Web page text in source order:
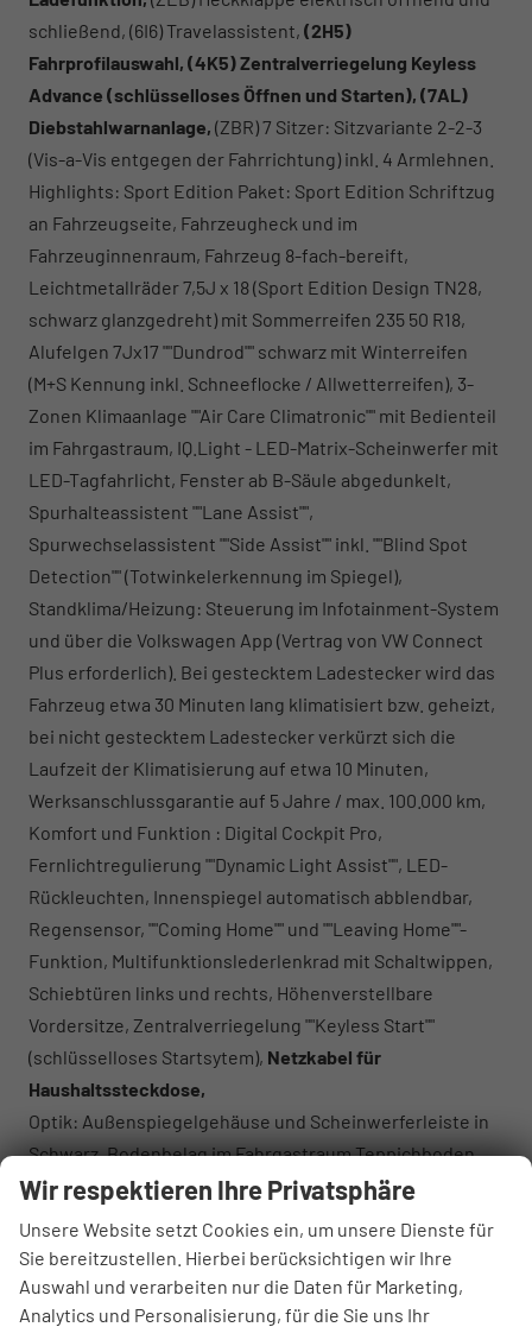
schließend, (6I6) Travelassistent, (2H5)
Fahrprofilauswahl, (4K5) Zentralverriegelung Keyless
Advance (schlüsselloses Öffnen und Starten), (7AL)
Diebstahlwarnanlage, (ZBR) 7 Sitzer: Sitzvariante 2-2-3
(Vis-a-Vis entgegen der Fahrrichtung) inkl. 4 Armlehnen.
Highlights: Sport Edition Paket: Sport Edition Schriftzug
an Fahrzeugseite, Fahrzeugheck und im
Fahrzeuginnenraum, Fahrzeug 8-fach-bereift,
Leichtmetallräder 7,5J x 18 (Sport Edition Design TN28,
schwarz glanzgedreht) mit Sommerreifen 235 50 R18,
Alufelgen 7Jx17 ""Dundrod"" schwarz mit Winterreifen
(M+S Kennung inkl. Schneeflocke / Allwetterreifen), 3-
Zonen Klimaanlage ""Air Care Climatronic"" mit Bedienteil
im Fahrgastraum, IQ.Light - LED-Matrix-Scheinwerfer mit
LED-Tagfahrlicht, Fenster ab B-Säule abgedunkelt,
Spurhalteassistent ""Lane Assist"",
Spurwechselassistent ""Side Assist"" inkl. ""Blind Spot
Detection"" (Totwinkelerkennung im Spiegel),
Standklima/Heizung: Steuerung im Infotainment-System
und über die Volkswagen App (Vertrag von VW Connect
Plus erforderlich). Bei gestecktem Ladestecker wird das
Fahrzeug etwa 30 Minuten lang klimatisiert bzw. geheizt,
bei nicht gestecktem Ladestecker verkürzt sich die
Laufzeit der Klimatisierung auf etwa 10 Minuten,
Werksanschlussgarantie auf 5 Jahre / max. 100.000 km,
Komfort und Funktion : Digital Cockpit Pro,
Fernlichtregulierung ""Dynamic Light Assist"", LED-
Rückleuchten, Innenspiegel automatisch abblendbar,
Regensensor, ""Coming Home"" und ""Leaving Home""-
Funktion, Multifunktionslederlenkrad mit Schaltwippen,
Schiebtüren links und rechts, Höhenverstellbare
Vordersitze, Zentralverriegelung ""Keyless Start""
(schlüsselloses Startsytem), Netzkabel für
Haushaltssteckdose,
Optik: Außenspiegelgehäuse und Scheinwerferleiste in
Schwarz, Bodenbelag im Fahrgastraum Teppichboden,
Dekoreinlagen ""Scale Light Grey"", Sitzbezüge Bi-Color
Infotainment: App-Connect inkl. Wireless (Navigation
über Smartphone möglich), DAB+, USB-C-Schnittstelle, 8
Lautsprecher, Bluetooth mit Freisprecheinrichtung,
Wir respektieren Ihre Privatsphäre
Unsere Website setzt Cookies ein, um unsere Dienste für
Sie bereitzustellen. Hierbei berücksichtigen wir Ihre
Auswahl und verarbeiten nur die Daten für Marketing,
Analytics und Personalisierung, für die Sie uns Ihr